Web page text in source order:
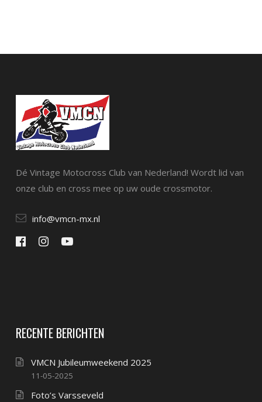
Dé Vintage Motocross Club van Nederland! Wordt lid van
onze club en cross mee op uw oude crossmotor.
info@vmcn-mx.nl
RECENTE BERICHTEN
VMCN Jubileumweekend 2025
11-05-2025
Foto’s Varsseveld